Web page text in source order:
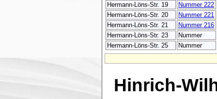
Hermann-Löns-Str. 19
Nummer 222
Hermann-Löns-Str. 20
Nummer 221
Hermann-Löns-Str. 21
Nummer 216
Hermann-Löns-Str. 23
Nummer
Hermann-Löns-Str. 25
Nummer
Hinrich-